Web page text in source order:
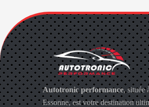
Autotronic performance, située
Essonne, est votre destination